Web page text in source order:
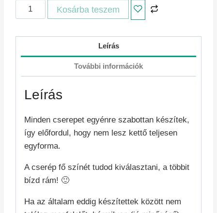
Cserépbaba
-
Kosárba teszem
Leírás
További információk
Leírás
Minden cserepet egyénre szabottan készítek,
így előfordul, hogy nem lesz kettő teljesen
egyforma.
A cserép fő színét tudod kiválasztani, a többit
bízd rám! 🙂
Ha az általam eddig készítettek között nem